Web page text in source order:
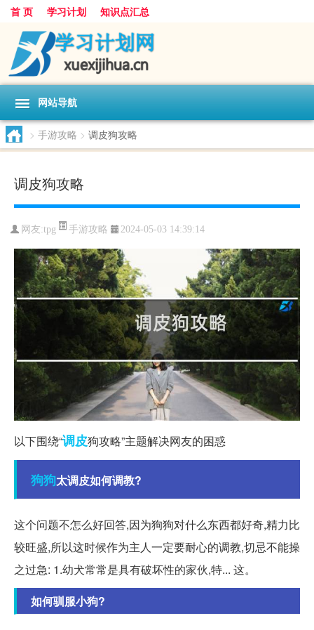
首 页 学习计划 知识点汇总
网站导航
> 手游攻略 > 调皮狗攻略
调皮狗攻略
网友:tpg 手游攻略 2024-05-03 14:39:14
以下围绕“调皮狗攻略”主题解决网友的困惑
狗狗太调皮如何调教?
这个问题不怎么好回答,因为狗狗对什么东西都好奇,精力比
较旺盛,所以这时候作为主人一定要耐心的调教,切忌不能操
之过急: 1.幼犬常常是具有破坏性的家伙,特... 这。
如何驯服小狗?